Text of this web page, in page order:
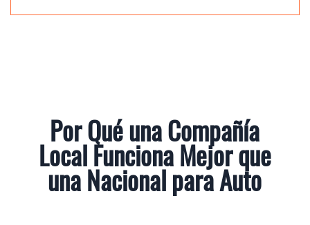
Por Qué una Compañía
Local Funciona Mejor que
una Nacional para Auto